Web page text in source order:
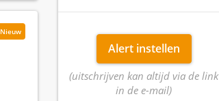
Nieuw
Alert instellen
(uitschrijven kan altijd via de link
in de e-mail)